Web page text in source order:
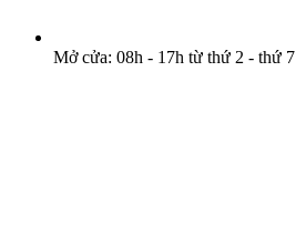
Mở cửa: 08h - 17h từ thứ 2 - thứ 7